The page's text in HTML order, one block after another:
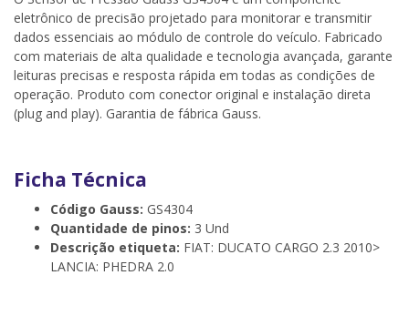
eletrônico de precisão projetado para monitorar e transmitir
dados essenciais ao módulo de controle do veículo. Fabricado
com materiais de alta qualidade e tecnologia avançada, garante
leituras precisas e resposta rápida em todas as condições de
operação. Produto com conector original e instalação direta
(plug and play). Garantia de fábrica Gauss.
Ficha Técnica
Código Gauss: GS4304
Quantidade de pinos: 3 Und
Descrição etiqueta: FIAT: DUCATO CARGO 2.3 2010>
LANCIA: PHEDRA 2.0